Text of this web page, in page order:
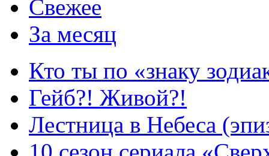
Свежее
За месяц
Кто ты по «знаку
Гейб?! Живой?!
Лестница в Небеса